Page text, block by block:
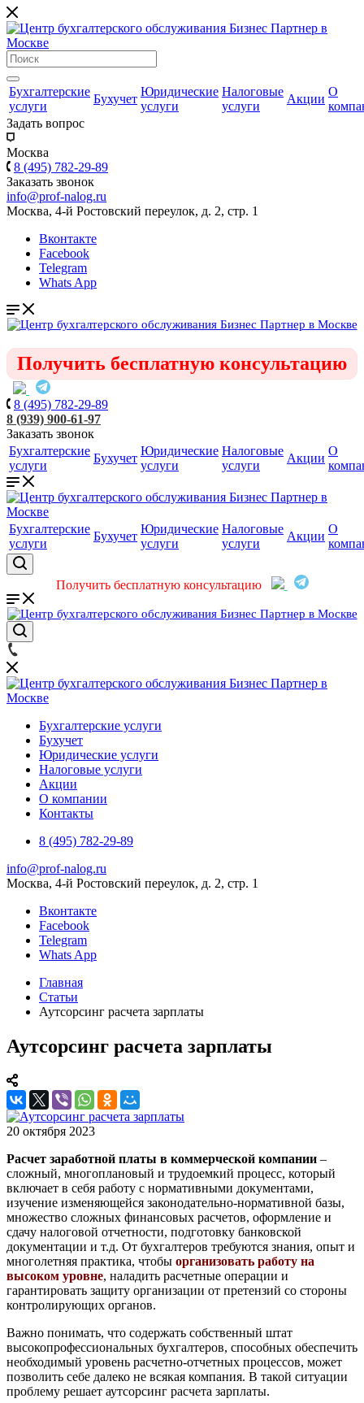
Бухгалтерские
услуги
Бухучет
Юридические
услуги
Налоговые
услуги
Акции
О
Задать вопрос
Москва
8 (495) 782-29-89
Заказать звонок
info@prof-nalog.ru
Москва, 4-й Ростовский переулок, д. 2, стр. 1
Вконтакте
Facebook
Telegram
Whats App
Получить бесплатную консультацию
8 (495) 782-29-89
8 (939) 900-61-97
Заказать звонок
Бухгалтерские
услуги
Бухучет
Юридические
услуги
Налоговые
услуги
Акции
О
Бухгалтерские
услуги
Бухучет
Юридические
услуги
Налоговые
услуги
Акции
О
Получить бесплатную консультацию
Бухгалтерские услуги
Бухучет
Юридические услуги
Налоговые услуги
Акции
О компании
Контакты
8 (495) 782-29-89
info@prof-nalog.ru
Москва, 4-й Ростовский переулок, д. 2, стр. 1
Вконтакте
Facebook
Telegram
Whats App
Главная
Статьи
Аутсорсинг расчета зарплаты
Аутсорсинг расчета зарплаты
20 октября 2023
Расчет заработной платы в коммерческой компании –
сложный, многоплановый и трудоемкий процесс, который
включает в себя работу с нормативными документами,
изучение изменяющейся законодательно-нормативной базы,
множество сложных финансовых расчетов, оформление и
сдачу налоговой отчетности, подготовку банковской
документации и т.д. От бухгалтеров требуются знания, опыт и
многолетняя практика, чтобы организовать работу на
высоком уровне, наладить расчетные операции и
гарантировать защиту организации от претензий со стороны
контролирующих органов.
Важно понимать, что содержать собственный штат
высокопрофессиональных бухгалтеров, способных обеспечить
необходимый уровень расчетно-отчетных процессов, может
позволить себе далеко не всякая компания. В такой ситуации
проблему решает аутсорсинг расчета зарплаты.